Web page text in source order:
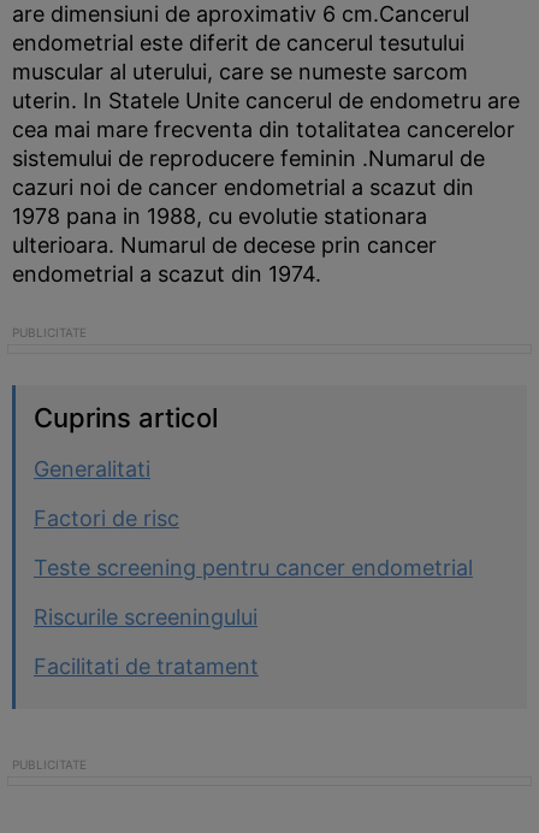
are dimensiuni de aproximativ 6 cm.Cancerul
endometrial este diferit de cancerul tesutului
muscular al uterului, care se numeste sarcom
uterin. In Statele Unite cancerul de endometru are
cea mai mare frecventa din totalitatea cancerelor
sistemului de reproducere feminin .Numarul de
cazuri noi de cancer endometrial a scazut din
1978 pana in 1988, cu evolutie stationara
ulterioara. Numarul de decese prin cancer
endometrial a scazut din 1974.
Cuprins articol
Generalitati
Factori de risc
Teste screening pentru cancer endometrial
Riscurile screeningului
Facilitati de tratament